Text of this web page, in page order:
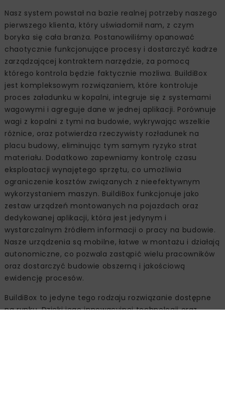
Nasz system powstał na bazie realnej potrzeby naszego
pierwszego klienta, który uświadomił nam, z czym
boryka się cała branża. Postanowiliśmy opanować
chaotycznie funkcjonujące procesy i dostarczyć kadrze
zarządzającej kontraktem narzędzie, za pomocą
którego kontrola będzie faktycznie możliwa. BuildiBox
jest kompleksowym rozwiązaniem, które kontroluje
proces załadunku w kopalni, integruje się z systemami
wagowymi i agreguje dane w jednej aplikacji. Porównuje
wagi z kopalni z tymi na budowie, wykrywając wszelkie
różnice, oraz potwierdza rzeczywisty rozładunek na
placu budowy, eliminując tym samym ryzyko strat
materiału. Dodatkowo zapewniamy kontrolę czasu
eksploatacji wynajętego sprzętu, co umożliwia
ograniczenie kosztów związanych z nieefektywnym
wykorzystaniem maszyn. BuildiBox funkcjonuje jako
zestaw urządzeń montowanych na pojazdach oraz
dedykowanej aplikacji, która jest jedynym i
wystarczalnym źródłem informacji o pracy na budowie.
Nasze urządzenia są mobilne, łatwe w montażu i działają
autonomiczne, co pozwala zastąpić wielu pracowników
oraz dostarczyć budowie obszerną i jakościową
ewidencję procesów.
BuildiBox to jedyne tego rodzaju rozwiązanie dostępne
na rynku. Dzięki jego innowacyjnej technologii oraz